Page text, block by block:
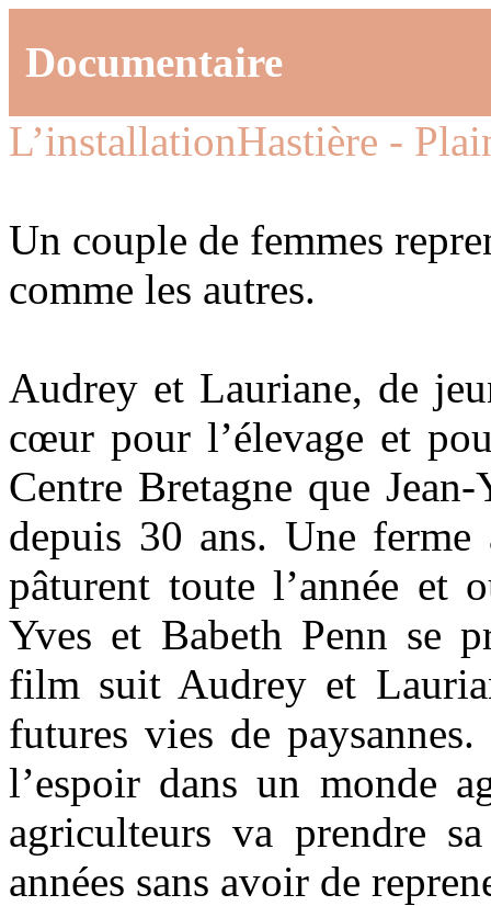
Documentaire
L’installationHastière -
Un couple de femmes
comme les autres.
Audrey et Lauriane, de
cœur pour l’élevage et
Centre Bretagne que
depuis 30 ans. Une
pâturent toute l’année et
Yves et Babeth Penn se
film suit Audrey et
futures vies de
l’espoir dans un monde
agriculteurs va prendre
années sans avoir de